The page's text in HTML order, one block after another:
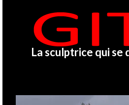
La sculptrice qui se